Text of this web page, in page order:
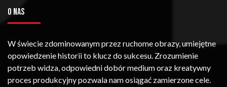
O NAS
W świecie zdominowanym przez ruchome obrazy, umiejętne
opowiedzenie historii to klucz do sukcesu. Zrozumienie
potrzeb widza, odpowiedni dobór medium oraz kreatywny
proces produkcyjny pozwala nam osiągać zamierzone cele.